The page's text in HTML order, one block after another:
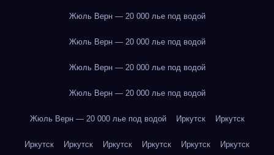
Жюль Верн — 20 000 лье под водой
Жюль Верн — 20 000 лье под водой
Жюль Верн — 20 000 лье под водой
Жюль Верн — 20 000 лье под водой
Жюль Верн — 20 000 лье под водой Иркутск Иркутск
Иркутск Иркутск Иркутск Иркутск Иркутск Иркутск